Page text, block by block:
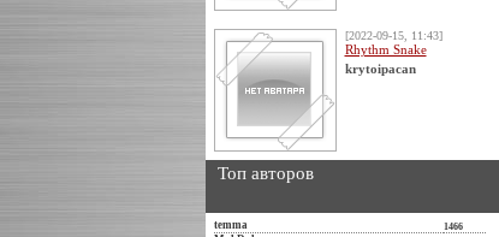
[2022-09-15, 11:43]
Rhythm Snake
krytoipacan
Топ авторов
temma 1466